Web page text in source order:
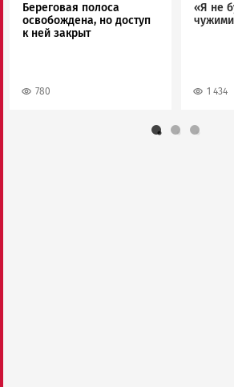
Береговая полоса
освобождена, но доступ
к ней закрыт
780
«Я не
1 434